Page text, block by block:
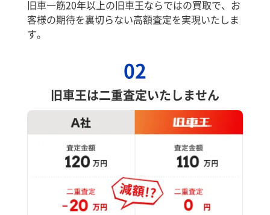
旧車一筋20年以上の旧車王ならではの買取で、お
客様の期待を裏切らない高額査定を実現いたしま
す。
02
旧車王は二重査定いたしません